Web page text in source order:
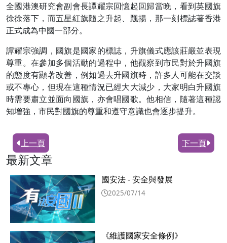
全國港澳研究會副會長譚耀宗回憶起回歸當晚，看到英國旗
徐徐落下，而五星紅旗隨之升起、飄揚，那一刻標誌著香港
正式成為中國一部分。
譚耀宗強調，國旗是國家的標誌，升旗儀式應該莊嚴並表現
尊重。在參加多個活動的過程中，他觀察到市民對於升國旗
的態度有顯著改善，例如過去升國旗時，許多人可能在交談
或不專心，但現在這種情況已經大大減少，大家明白升國旗
時需要肅立並面向國旗，亦會唱國歌。他相信，隨著這種認
知增強，市民對國旗的尊重和遵守意識也會逐步提升。
上一頁 下一頁
最新文章
國安法 - 安全與發展
2025/07/14
《維護國家安全條例》